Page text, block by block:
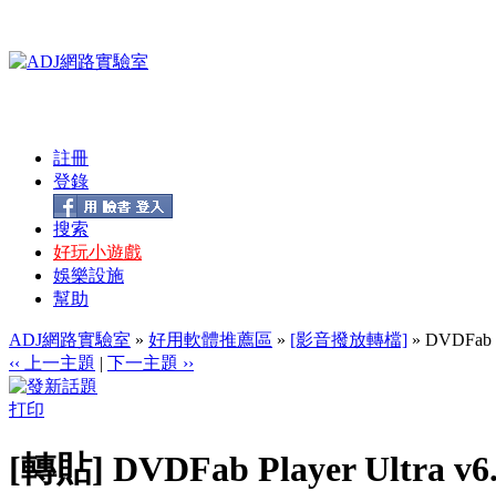
註冊
登錄
搜索
好玩小遊戲
娛樂設施
幫助
ADJ網路實驗室 » 好用軟體推薦區 » [影音撥放轉檔] »
‹‹ 上一主題 | 下一主題 ››
打印
[轉貼] DVDFab Player Ultra